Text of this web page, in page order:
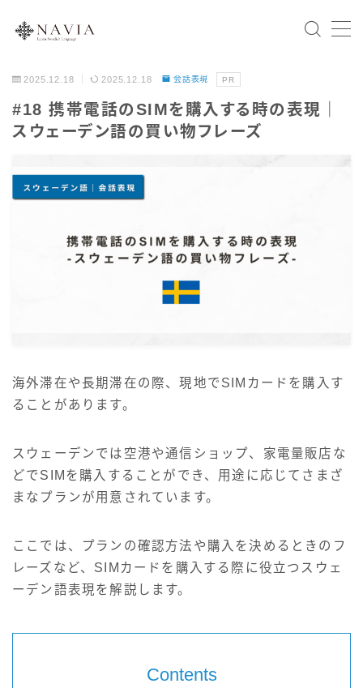
Home
スウェーデン語文法
会話表現
スウェーデン
ノルウェー
サイト情報
2025.12.18 2025.12.18 会話表現 PR
#18 携帯電話のSIMを購入する時の表現｜
スウェーデン語の買い物フレーズ
海外滞在や長期滞在の際、現地でSIMカードを購入す
ることがあります。
スウェーデンでは空港や通信ショップ、家電量販店な
どでSIMを購入することができ、用途に応じてさまざ
まなプランが用意されています。
ここでは、プランの確認方法や購入を決めるときのフ
レーズなど、SIMカードを購入する際に役立つスウェ
ーデン語表現を解説します。
Contents